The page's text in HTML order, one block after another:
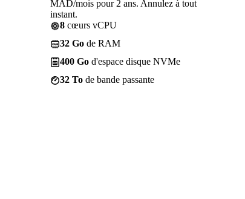
MAD/mois pour 2 ans. Annulez à tout
instant.
8 cœurs vCPU
32 Go de RAM
400 Go d'espace disque NVMe
32 To de bande passante